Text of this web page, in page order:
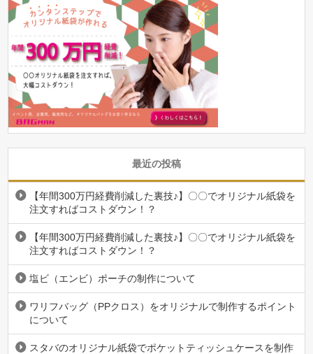
最近の投稿
【年間300万円経費削減した裏技♪】〇〇でオリジナル紙袋を
注文すればコストダウン！？
【年間300万円経費削減した裏技♪】〇〇でオリジナル紙袋を
注文すればコストダウン！？
塩ビ（エンビ）ポーチの制作について
ワリフバッグ（PPクロス）をオリジナルで制作するポイント
について
スタバのオリジナル紙袋でポケットティッシュケースを制作